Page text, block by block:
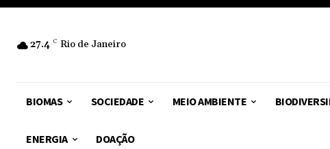
27.4 C Rio de Janeiro
BIOMAS SOCIEDADE MEIO AMBIENTE
ENERGIA DOAÇÃO